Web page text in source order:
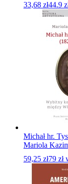
33,68 zł44.9
Michał hr.
Mariola
59,25 zł79 zł